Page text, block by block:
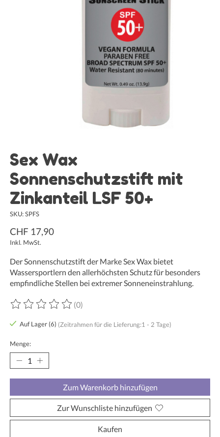
Sex Wax
Sonnenschutzstift mit
Zinkanteil LSF 50+
SKU: SPFS
CHF 17,90
Inkl. MwSt.
Der Sonnenschutzstift der Marke Sex Wax bietet
Wassersportlern den allerhöchsten Schutz für besonders
empfindliche Stellen bei extremer Sonneneinstrahlung.
Die Bewertung dieses Produkts ist
(0)
Auf Lager (6) (Zeitrahmen für die Lieferung:1 - 2 Tage)
Menge:
Zum Warenkorb hinzufügen
Zur Wunschliste hinzufügen
Kaufen